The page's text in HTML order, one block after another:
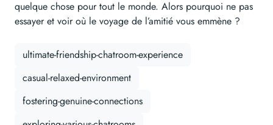
quelque chose pour tout le monde. Alors pourquoi ne pas
essayer et voir où le voyage de l’amitié vous emmène ?
ultimate-friendship-chatroom-experience
casual-relaxed-environment
fostering-genuine-connections